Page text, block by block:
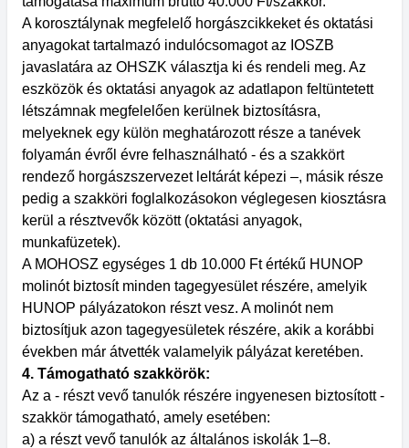
A korosztálynak megfelelő horgászcikkeket és oktatási
anyagokat tartalmazó indulócsomagot az IOSZB
javaslatára az OHSZK választja ki és rendeli meg. Az
eszközök és oktatási anyagok az adatlapon feltüntetett
létszámnak megfelelően kerülnek biztosításra,
melyeknek egy külön meghatározott része a tanévek
folyamán évről évre felhasználható - és a szakkört
rendező horgászszervezet leltárát képezi –, másik része
pedig a szakköri foglalkozásokon véglegesen kiosztásra
kerül a résztvevők között (oktatási anyagok,
munkafüzetek).
A MOHOSZ egységes 1 db 10.000 Ft értékű HUNOP
molinót biztosít minden tagegyesület részére, amelyik
HUNOP pályázatokon részt vesz. A molinót nem
biztosítjuk azon tagegyesületek részére, akik a korábbi
években már átvették valamelyik pályázat keretében.
4. Támogatható szakkörök:
Az a - részt vevő tanulók részére ingyenesen biztosított -
szakkör támogatható, amely esetében:
a) a részt vevő tanulók az általános iskolák 1–8.